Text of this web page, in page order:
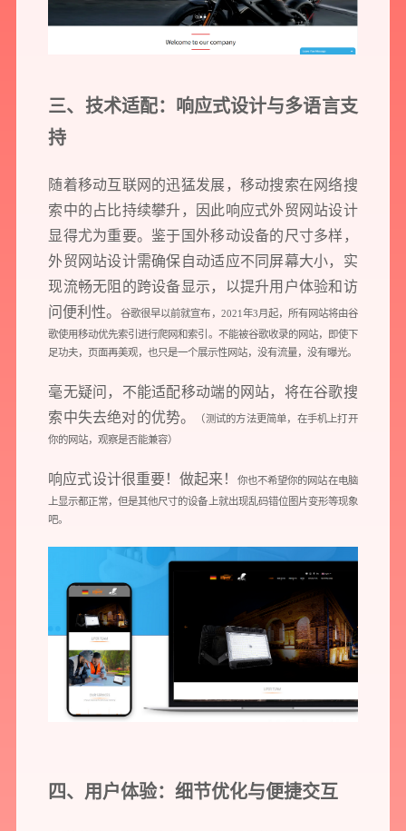
预约我们的数字化专家
1v1为您提供服务
我们将为您提供量身定制的个性化服务，包括竞品观察，行业数据分析
实施方案及对应预算等
您需要： 网站建设 数字产品研发
SEO搜索优化
品牌设计
再想想，稍后预约
三、技术适配：响应式设计与多语言支
持
随着移动互联网的迅猛发展，移动搜索在网络搜
索中的占比持续攀升，因此响应式外贸网站设计
显得尤为重要。鉴于国外移动设备的尺寸多样，
外贸网站设计需确保自动适应不同屏幕大小，实
现流畅无阻的跨设备显示，以提升用户体验和访
问便利性。谷歌很早以前就宣布，2021年3月起，所有网站将由谷
歌使用移动优先索引进行爬网和索引。不能被谷歌收录的网站，即使下
足功夫，页面再美观，也只是一个展示性网站，没有流量，没有曝光。
毫无疑问，不能适配移动端的网站，将在谷歌搜
索中失去绝对的优势。
（测试的方法更简单，在手机上打开
你的网站，观察是否能兼容）
响应式设计很重要！做起来！你也不希望你的网站在电脑
上显示都正常，但是其他尺寸的设备上就出现乱码错位图片变形等现象
吧。
四、用户体验：细节优化与便捷交互